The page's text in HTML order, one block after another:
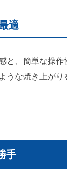
適
と、簡単な操作
うな焼き上が
手